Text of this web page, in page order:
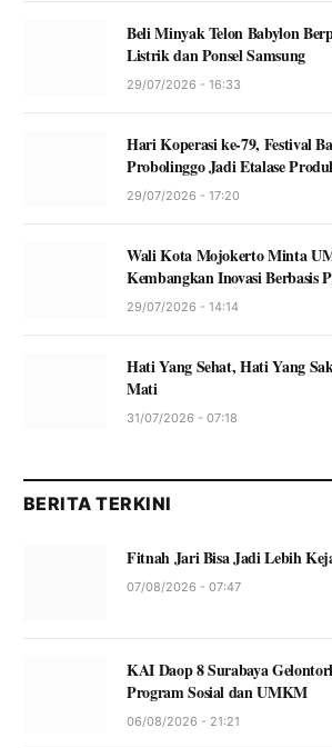
Beli Minyak Telon Babylon
Listrik dan Ponsel Samsung
29/07/2026 - 16:33
Hari Koperasi ke-79, Festival
Probolinggo Jadi Etalase
29/07/2026 - 17:20
Wali Kota Mojokerto Minta
Kembangkan Inovasi Berbasis
29/07/2026 - 14:14
Hati Yang Sehat, Hati Yang
Mati
31/07/2026 - 07:18
BERITA TERKINI
Fitnah Jari Bisa Jadi Lebih
07/08/2026 - 07:47
KAI Daop 8 Surabaya
Program Sosial dan UMKM
06/08/2026 - 21:21